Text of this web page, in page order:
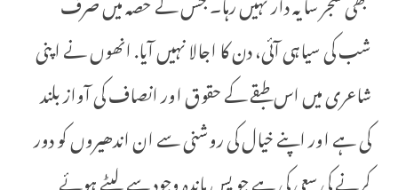
شب کی سیاہی آئی، دن کا اجالا نہیں آیا. انھوں نے اپنی
شاعری میں اس طبقے کے حقوق اور انصاف کی آواز بلند
کی ہے اور اپنے خیال کی روشنی سے ان اندھیروں کو دور
کرنے کی سعی کی ہے جو پس ماندہ وجود سے لپٹے ہوئے